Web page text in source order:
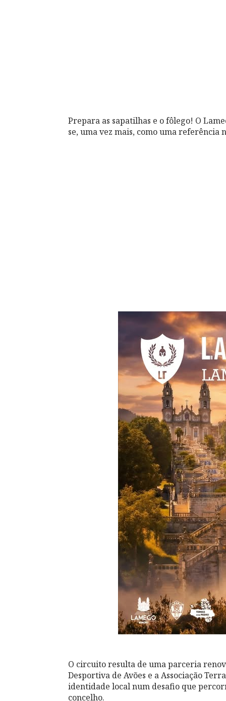
Prepara as sapatilhas e o fôlego! O
se, uma vez mais, como uma
O circuito resulta de uma parceria
Desportiva de Avões e a Associação
identidade local num desafio que
concelho.